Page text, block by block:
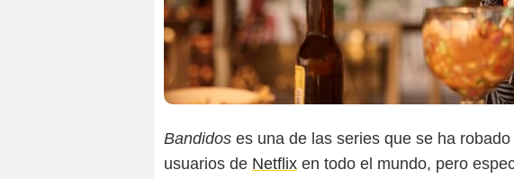
Bandidos es una de las series que se ha
usuarios de Netflix en todo el mundo, pero